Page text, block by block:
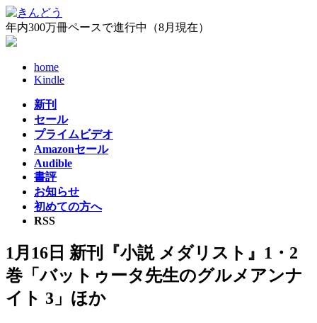
コ
ン
テ
ナ
ビ
ゲ
年内300万冊ペースで進行中（8月現在）
home
Kindle
新刊
セール
プライムビデオ
Amazonセール
Audible
書評
お知らせ
初めての方へ
RSS
1月16日 新刊『小説 メダリスト』1・2
巻「バットゥータ先生のグルメアンナ
イト 3」ほか